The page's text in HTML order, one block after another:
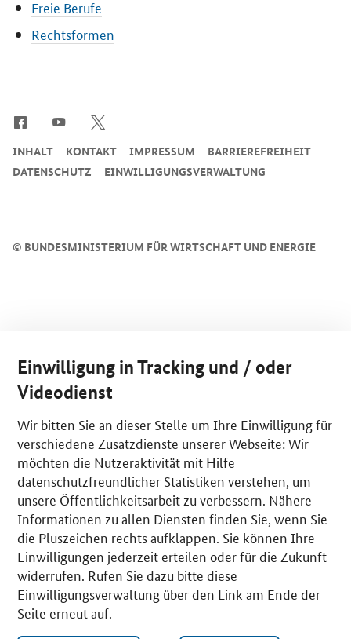
Freie Berufe
Rechtsformen
© BUNDESMINISTERIUM FÜR WIRTSCHAFT UND ENERGIE
INHALT KONTAKT IMPRESSUM
BARRIEREFREIHEIT
DATENSCHUTZ
EINWILLIGUNGSVERWALTUNG
Einwilligung in Tracking und / oder
Videodienst
Wir bitten Sie an dieser Stelle um Ihre Einwilligung für
verschiedene Zusatzdienste unserer Webseite: Wir
möchten die Nutzeraktivität mit Hilfe
datenschutzfreundlicher Statistiken verstehen, um
unsere Öffentlichkeitsarbeit zu verbessern. Nähere
Informationen zu allen Diensten finden Sie, wenn Sie
die Pluszeichen rechts aufklappen. Sie können Ihre
Einwilligungen jederzeit erteilen oder für die Zukunft
widerrufen. Rufen Sie dazu bitte diese
Einwilligungsverwaltung über den Link am Ende der
Seite erneut auf.